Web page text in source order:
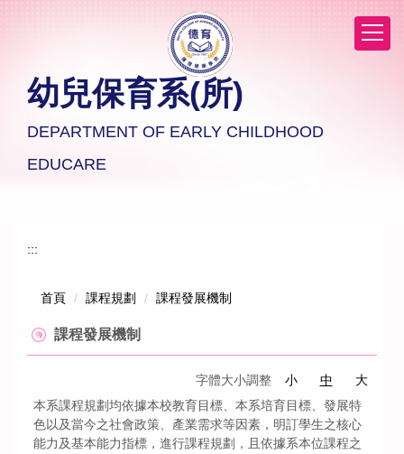
幼兒保育系(所)
DEPARTMENT OF EARLY CHILDHOOD
EDUCARE
:::
首頁 課程規劃 課程發展機制
課程發展機制
字體大小調整 小 中
大
本系課程規劃均依據本校教育目標、本系培育目標、發展特
色以及當今之社會政策、產業需求等因素，明訂學生之核心
能力及基本能力指標，進行課程規劃，且依據系本位課程之